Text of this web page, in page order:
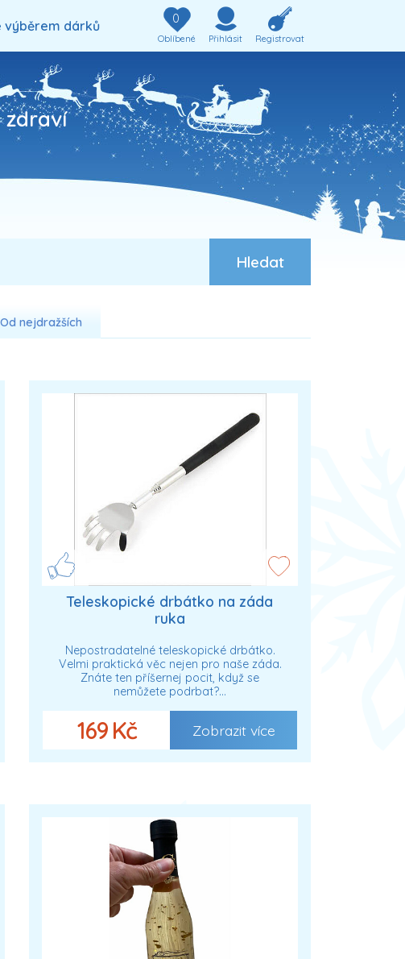
výběrem dárků 0
Oblíbené Přihlásit Registrovat
zdraví
Od nejdražších
Teleskopické drbátko na záda
ruka
Nepostradatelné teleskopické drbátko.
Velmi praktická věc nejen pro naše záda.
Znáte ten příšernej pocit, když se
nemůžete podrbat?…
169 Kč Zobrazit více